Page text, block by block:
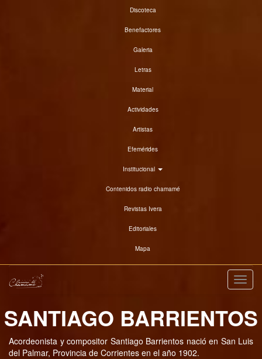
Discoteca
Benefactores
Galeria
Letras
Material
Actividades
Artistas
Efemérides
Institucional
Contenidos radio chamamé
Revistas Ivera
Editoriales
Mapa
SANTIAGO BARRIENTOS
Acordeonista y compositor Santiago Barrientos nació en San Luis
del Palmar, Provincia de Corrientes en el año 1902.